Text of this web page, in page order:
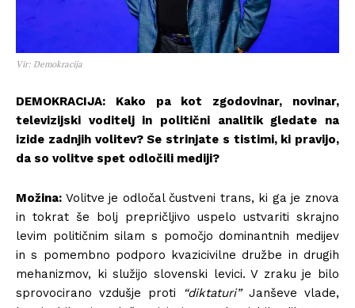
Vir: Demokracija
DEMOKRACIJA: Kako pa kot zgodovinar, novinar,
televizijski voditelj in politični analitik gledate na
izide zadnjih volitev? Se strinjate s tistimi, ki pravijo,
da so volitve spet odločili mediji?
Možina: Volitve je odločal čustveni trans, ki ga je znova
in tokrat še bolj prepričljivo uspelo ustvariti skrajno
levim političnim silam s pomočjo dominantnih medijev
in s pomembno podporo kvazicivilne družbe in drugih
mehanizmov, ki služijo slovenski levici. V zraku je bilo
sprovocirano vzdušje proti
“diktaturi”Janševe vlade,